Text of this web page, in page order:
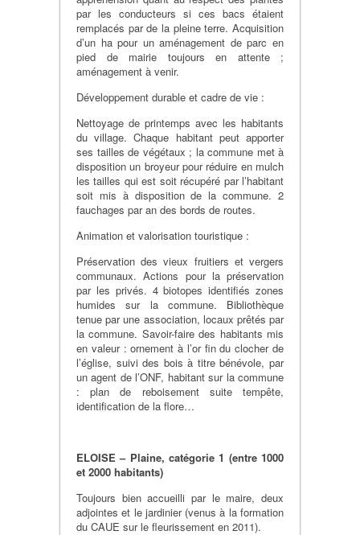
par les conducteurs si ces bacs étaient
remplacés par de la pleine terre. Acquisition
d’un ha pour un aménagement de parc en
pied de mairie toujours en attente ;
aménagement à venir.
Développement durable et cadre de vie :
Nettoyage de printemps avec les habitants
du village. Chaque habitant peut apporter
ses tailles de végétaux ; la commune met à
disposition un broyeur pour réduire en mulch
les tailles qui est soit récupéré par l’habitant
soit mis à disposition de la commune. 2
fauchages par an des bords de routes.
Animation et valorisation touristique :
Préservation des vieux fruitiers et vergers
communaux. Actions pour la préservation
par les privés. 4 biotopes identifiés zones
humides sur la commune. Bibliothèque
tenue par une association, locaux prêtés par
la commune. Savoir-faire des habitants mis
en valeur : ornement à l’or fin du clocher de
l’église, suivi des bois à titre bénévole, par
un agent de l’ONF, habitant sur la commune
: plan de reboisement suite tempête,
identification de la flore…
ELOISE – Plaine, catégorie 1 (entre 1000
et 2000 habitants)
Toujours bien accueilli par le maire, deux
adjointes et le jardinier (venus à la formation
du CAUE sur le fleurissement en 2011).